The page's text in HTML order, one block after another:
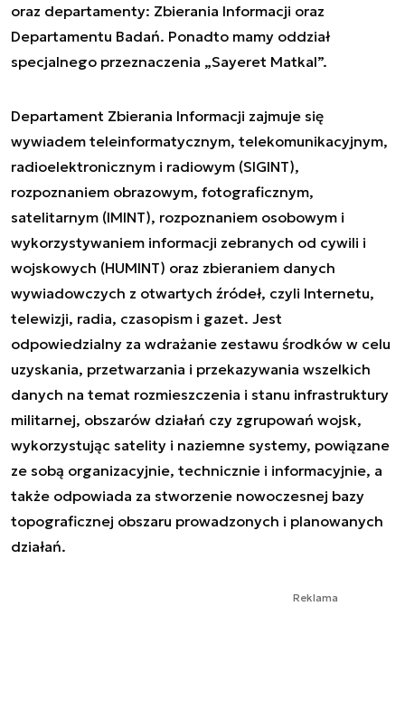
oraz departamenty: Zbierania Informacji oraz
Departamentu Badań. Ponadto mamy oddział
specjalnego przeznaczenia „Sayeret Matkal”.
Departament Zbierania Informacji zajmuje się
wywiadem teleinformatycznym, telekomunikacyjnym,
radioelektronicznym i radiowym (SIGINT),
rozpoznaniem obrazowym, fotograficznym,
satelitarnym (IMINT), rozpoznaniem osobowym i
wykorzystywaniem informacji zebranych od cywili i
wojskowych (HUMINT) oraz zbieraniem danych
wywiadowczych z otwartych źródeł, czyli Internetu,
telewizji, radia, czasopism i gazet. Jest
odpowiedzialny za wdrażanie zestawu środków w celu
uzyskania, przetwarzania i przekazywania wszelkich
danych na temat rozmieszczenia i stanu infrastruktury
militarnej, obszarów działań czy zgrupowań wojsk,
wykorzystując satelity i naziemne systemy, powiązane
ze sobą organizacyjnie, technicznie i informacyjnie, a
także odpowiada za stworzenie nowoczesnej bazy
topograficznej obszaru prowadzonych i planowanych
działań.
Reklama